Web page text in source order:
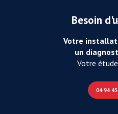
Besoin
Votre
un
Votre
04 94